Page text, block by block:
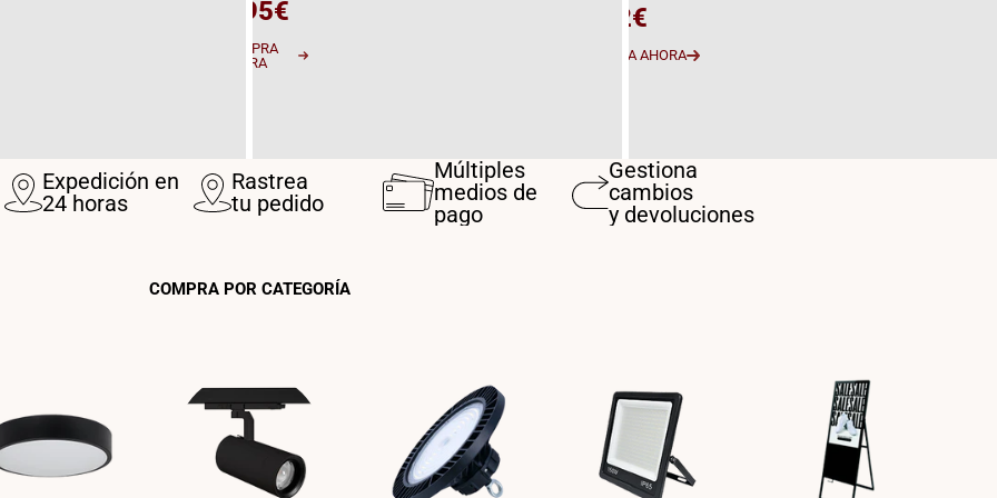
8,95€
COMPRA
AHORA
5,12€
COMPRA AHORA
Expedición en
24 horas
Rastrea
tu pedido
Múltiples
medios de
pago
Gestiona
cambios
y devoluciones
COMPRA POR CATEGORÍA